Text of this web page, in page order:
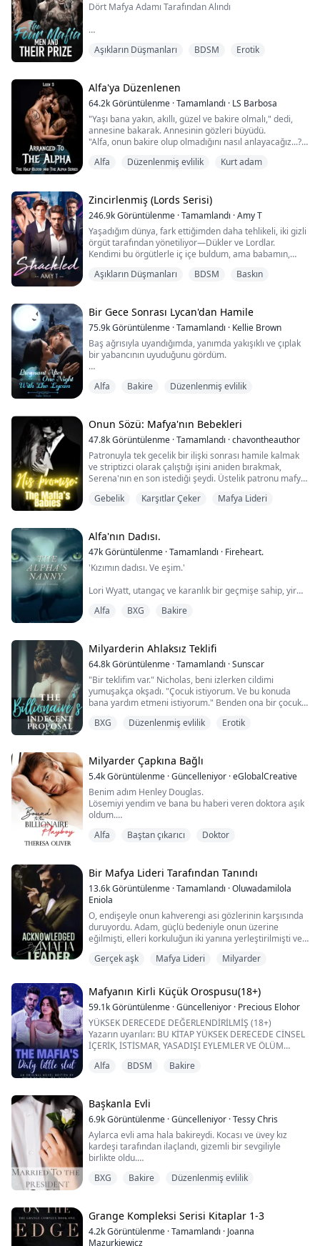
Dört Mafya Adamı Tarafından Alındı
sert ellerin beni daha fazla kızdırmamam için sıkıca
açmaya başlıyorum. Jason, dilini ağzımın her köşesine
hızla dolaştırıyor. Dudaklarımız tango yapıyor, onun
baskınlığı yarışı kazanıyor.
A...
Aşıkların Düşmanları BDSM Erotik
Alfa'ya Düzenlenen
64.2kGörüntülenme ·Tamamlandı · LS Barbosa
"Yaşı bana yakın, akıllı, güzel ve bakire olmalı," dedi,
annesine bakarak. Annesinin gözleri büyüdü.
"Alfa, onun bakire olup olmadığını nasıl anlayacağız...?"
evleneceksem, o zaman daha önce hiçbir erkek
"Ne yapacağız anne?" diye sordu kız kardeşi.
"Ona istediğini bulacağız..."
V...
Alfa Düzenlenmiş evlilik Kurt adam
Zincirlenmiş (Lords Serisi)
246.9kGörüntülenme ·Tamamlandı ·Amy T
Yaşadığım dünya, fark ettiğimden daha tehlikeli, iki gizli
örgüt tarafından yönetiliyor—Dükler ve Lordlar.
Kendimi bu örgütlerle iç içe buldum, ama babamın,
istediği hain adam kadar tehlikeli değiller. Pençelerini
kabul etti, ama bir şartı vardı. S...
Aşıkların Düşmanları BDSM Baskın
Bir Gece Sonrası Lycan'dan Hamile
75.9kGörüntülenme ·Tamamlandı · Kellie Brown
Baş ağrısıyla uyandığımda, yanımda yakışıklı ve çıplak
bir yabancının uyuduğunu gördüm.
olmayan bir omega.
buldum.
Bara gidip sarhoş oldum ve yanlışlıkla yakışıklı
yabancıyla bir gecelik ilişki yaşadım.
Onun sıradan bir kurt adam olduğunu sanıyordu...
Alfa Bakire Düzenlenmiş evlilik
Onun Sözü: Mafya'nın Bebekleri
47.8kGörüntülenme ·Tamamlandı ·chavontheauthor
Patronuyla tek gecelik bir ilişki sonrası hamile kalmak
ve striptizci olarak çalıştığı işini aniden bırakmak,
Serena'nın en son istediği şeydi. Üstelik patronu mafya
yürütmesi gerekmektedir. Christian, Serena'yı sahte bir
nişanlılığa zorladığında, Se...
Gebelik Karşıtlar Çeker Mafya Lideri
Alfa'nın Dadısı.
47kGörüntülenme ·Tamamlandı · Fireheart.
'Kızımın dadısı. Ve eşim.'
Lori Wyatt, utangaç ve karanlık bir geçmişe sahip, yirmi
annesini kaybeden bir yenidoğanın dadısı olması teklif
Gabriel Caine, saygıdeğer Moon Fang sürüsünün Alfa'sı
ve Caine Inc.'in CEO'sudur. Sarhoş bir gecelik ilişki,
kızını...
Alfa BXG Bakire
Milyarderin Ahlaksız Teklifi
64.8kGörüntülenme ·Tamamlandı ·Sunscar
"Bir teklifim var." Nicholas, beni izlerken cildimi
yumuşakça okşadı. "Çocuk istiyorum. Ve bu konuda
bana yardım etmeni istiyorum." Benden ona bir çocuk
vereceğim."
Yetim ve kalacak yeri olmayan Willow'un mutluluğa
ulaşma şansı sadece üniversiteye gitmekti. Bursu iptal
olunca, hak ettiği parayı almak için tek çare olarak
gizemli...
BXG Düzenlenmiş evlilik Erotik
Milyarder Çapkına Bağlı
5.4kGörüntülenme ·Güncelleniyor ·eGlobalCreative
Benim adım Henley Douglas.
Lösemiyi yendim ve bana bu haberi veren doktora aşık
oldum.
Karşılığında bana her şeyi verecek... aşkı hariç.
Şimdi, parçaları toplamak bana kaldı.
Beş yıl önce, kız kardeşim Ari, Estrea Prensi Grayson ile
düzenlenmiş bir evlilikle evlendi.
Şimdi, ikisi de birbirleri olmadan ...
Alfa Baştan çıkarıcı Doktor
Bir Mafya Lideri Tarafından Tanındı
13.6kGörüntülenme ·Tamamlandı ·Oluwadamilola
Eniola
O, endişeyle onun kahverengi asi gözlerinin karşısında
duruyordu. Adam, güçlü bedeniyle onun üzerine
eğilmişti, elleri korkuluğun iki yanına yerleştirilmişti ve
gözlerine kilitlenmişti. Adam ne kadar yaklaştıkça,
zaman geri dönüyordu.
“Neden peşim...
Gerçek aşk Mafya Lideri Milyarder
Mafyanın Kirli Küçük Orospusu(18+)
59.1kGörüntülenme ·Güncelleniyor · Precious Elohor
YÜKSEK DERECEDE DEĞERLENDİRİLMİŞ (18+)
Yazarın uyarıları: BU KİTAP YÜKSEK DERECEDE CİNSEL
İÇERİK, İSTİSMAR, YASADIŞI EYLEMLER VE ÖLÜM
EĞER BUNLARA DAYANAMIYORSANIZ, LÜTFEN GEÇİN,
"Bu sözleşmeyi bağlayan kurallar var, Isabella," dedi
Leonardo, gözlerimin içine derinlemesine bakarken.
Soğuk ve derin sesini duyduğumda tüm vücudum
titredi. Güvenle kon...
Alfa BDSM Bakire
Başkanla Evli
6.9kGörüntülenme ·Güncelleniyor ·Tessy Chris
Aylarca evli ama hala bakireydi. Kocası ve üvey kız
kardeşi tarafından ilaçlandı, gizemli bir sevgiliyle
birlikte oldu.
uygun bir neden buldu.
Ne anne babası vardı, ne evi, ne de başını sokacak bir
çatısı. Theresa Mo ölümü arzuladı ve yaşamayı
bırakmak ist...
BXG Bakire Düzenlenmiş evlilik
Grange Kompleksi Serisi Kitaplar 1-3
4.2kGörüntülenme ·Tamamlandı · Joanna
Mazurkiewicz